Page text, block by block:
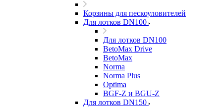
Корзины для пескоуловителей
Для лотков DN100
Для лотков DN100
BetoMax Drive
BetoMax
Norma
Norma Plus
Optima
BGF-Z и BGU-Z
Для лотков DN150